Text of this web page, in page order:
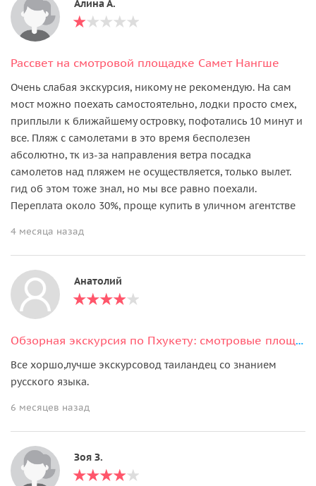
Алина А.
Рассвет на смотровой площадке Самет Нангше
Очень слабая экскурсия, никому не рекомендую. На сам
мост можно поехать самостоятельно, лодки просто смех,
приплыли к ближайшему островку, пофотались 10 минут и
все. Пляж с самолетами в это время бесполезен
абсолютно, тк из-за направления ветра посадка
самолетов над пляжем не осуществляется, только вылет.
гид об этом тоже знал, но мы все равно поехали.
Переплата около 30%, проще купить в уличном агентстве
4 месяца назад
Aнатолий
Обзорная экскурсия по Пхукету: смотровые площадки, Старый город, Ват Чалонг
Все хоршо,лучше экскурсовод таиландец со знанием
русского языка.
6 месяцев назад
Зоя З.